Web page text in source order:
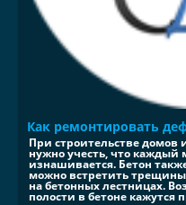
Как ремонтировать
При строительстве домов
нужно учесть, что каждый
изнашивается. Бетон
можно встретить
на бетонных лестницах.
полости в бетоне